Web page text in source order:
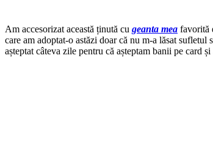
Am accesorizat această ținută cu geanta mea favorită
care am adoptat-o astăzi doar că nu m-a lăsat sufletul
așteptat câteva zile pentru că așteptam banii pe card